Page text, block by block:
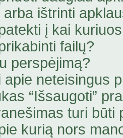
ištrinti
į kai
failų?
perspėjimą?
apie neteisingus
“Išsaugoti”
turi būti
kurią nors